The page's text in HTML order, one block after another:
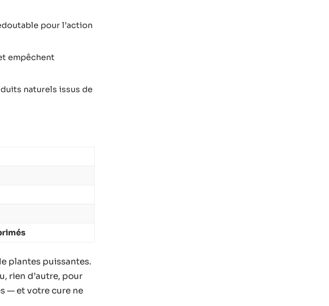
pour l’action
empêchent
naturels issus de
plantes puissantes.
rien d’autre, pour
— et votre cure ne